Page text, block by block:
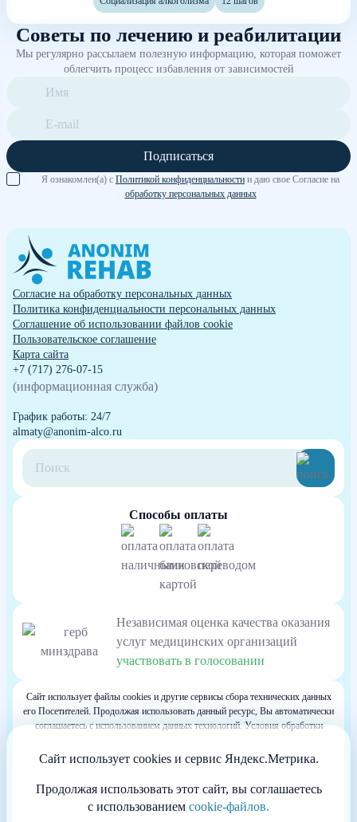
Советы по лечению и реабилитации
Мы регулярно рассылаем полезную информацию, которая поможет
облегчить процесс избавления от зависимостей
Подписаться
Я ознакомлен(а) с Политикой конфиденциальности и даю свое Согласие на
обработку персональных данных
Согласие на обработку персональных данных
Политика конфиденциальности персональных данных
Cоглашение об использовании файлов cookie
Пользовательское соглашение
Карта сайта
+7 (717) 276-07-15
(информационная служба)
График работы: 24/7
almaty@anonim-alco.ru
Способы оплаты
Независимая оценка качества оказания
услуг медицинских организаций
участвовать в голосовании
Сайт использует файлы cookies и другие сервисы сбора технических данных
его Посетителей. Продолжая использовать данный ресурс, Вы автоматически
соглашаетесь с использованием данных технологий. Условия обработки
согласны с подобными условиями, просим покинуть наш Сайт.
Весь контент, размещенный на информационном ресурсе, предназначен для
личного ознакомления и не является офертой
Информация сайта не может служить источником постановки диагноза и
назначения лечения.
Сайт использует cookies и сервис Яндекс.Метрика.
Продолжая использовать этот сайт, вы соглашаетесь
с использованием cookie-файлов.